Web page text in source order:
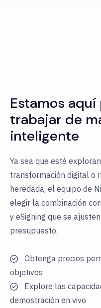
Estamos
trabajar de
inteligente
Ya sea que esté
transformación digital o
heredada, el equipo de
elegir la combinación
y eSigning que se
presupuesto.
Obtenga precios
objetivos
Explore las
demostración en vivo